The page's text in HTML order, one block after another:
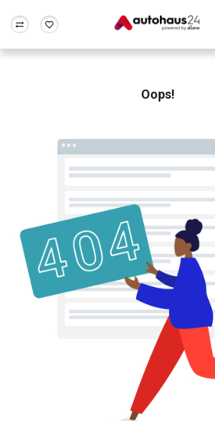
Rund um die Inzahlungnahme
Oops!